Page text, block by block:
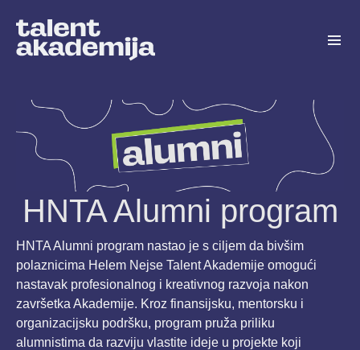
HNTA Alumni program
HNTA Alumni program nastao je s ciljem da bivšim
polaznicima Helem Nejse Talent Akademije omogući
nastavak profesionalnog i kreativnog razvoja nakon
završetka Akademije. Kroz finansijsku, mentorsku i
organizacijsku podršku, program pruža priliku
alumnistima da razviju vlastite ideje u projekte koji